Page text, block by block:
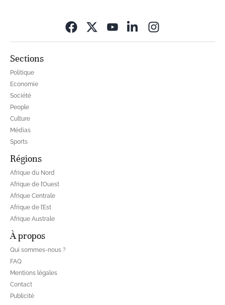
Sections
Politique
Economie
Société
People
Culture
Médias
Sports
Régions
Afrique du Nord
Afrique de l’Ouest
Afrique Centrale
Afrique de l’Est
Afrique Australe
À propos
Qui sommes-nous ?
FAQ
Mentions légales
Contact
Publicité